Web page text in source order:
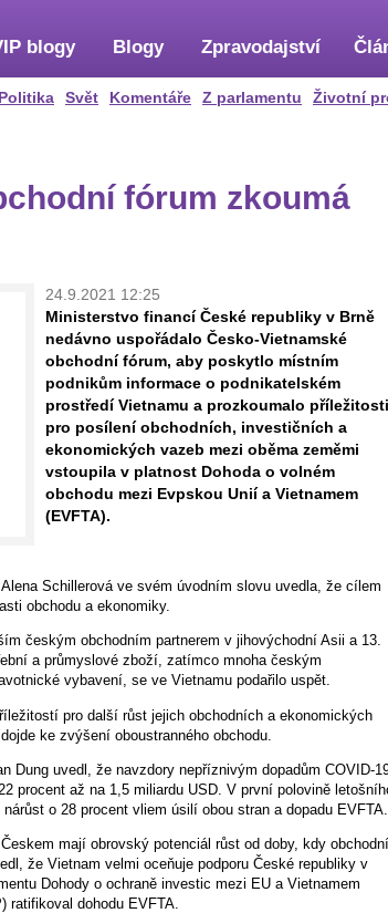
Politika Svět Komentáře Z parlamentu Životní
blogy Blogy Zpravodajství
fórum zkoumá
24.9.2021 12:25
Ministerstvo financí České republiky v Brně
nedávno uspořádalo Česko-Vietnamské
obchodní fórum, aby poskytlo místním
podnikům informace o podnikatelském
prostředí Vietnamu a prozkoumalo příležitosti
pro posílení obchodních, investičních a
ekonomických vazeb mezi oběma zeměmi
vstoupila v platnost Dohoda o volném
obchodu mezi Evpskou Unií a Vietnamem
(EVFTA).
Schillerová ve svém úvodním slovu uvedla, že cílem
obchodu a ekonomiky.
českým obchodním partnerem v jihovýchodní Asii a 13.
a průmyslové zboží, zatímco mnoha českým
vybavení, se ve Vietnamu podařilo uspět.
pro další růst jejich obchodních a ekonomických
ke zvýšení oboustranného obchodu.
Dung uvedl, že navzdory nepříznivým dopadům COVID-
procent až na 1,5 miliardu USD. V první polovině
o 28 procent vliem úsilí obou stran a dopadu EVFTA.
mají obrovský potenciál růst od doby, kdy obchodní
že Vietnam velmi oceňuje podporu České republiky v
Dohody o ochraně investic mezi EU a Vietnamem
ratifikoval dohodu EVFTA.